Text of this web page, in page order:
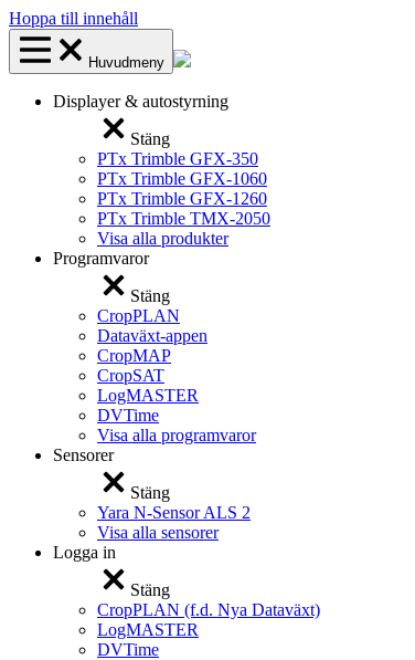
Hoppa till innehåll
Huvudmeny
Displayer & autostyrning
Stäng
PTx Trimble GFX-350
PTx Trimble GFX-1060
PTx Trimble GFX-1260
PTx Trimble TMX-2050
Visa alla produkter
Programvaror
Stäng
CropPLAN
Dataväxt-appen
CropMAP
CropSAT
LogMASTER
DVTime
Visa alla programvaror
Sensorer
Stäng
Yara N-Sensor ALS 2
Visa alla sensorer
Logga in
Stäng
CropPLAN (f.d. Nya Dataväxt)
LogMASTER
DVTime